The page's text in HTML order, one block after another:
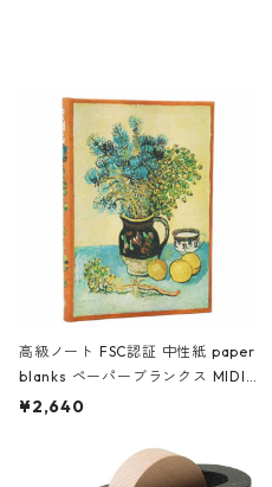
高級ノート FSC認証 中性紙 paper
blanks ペーパーブランクス MIDI
ハードカバー 罫線 ヴァン・ゴッホ
¥2,640